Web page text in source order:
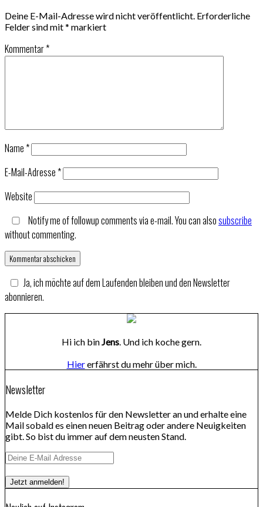
Deine E-Mail-Adresse wird nicht veröffentlicht. Erforderliche
Felder sind mit* markiert
Kommentar*
Name*
E-Mail-Adresse*
Website
Notify me of followup comments via e-mail. You can alsosubscribe
without commenting.
Ja, ich möchte auf dem Laufenden bleiben und den Newsletter
abonnieren.
Hi ich binJens. Und ich koche gern.
Hiererfährst du mehr über mich.
Newsletter
Melde Dich kostenlos für den Newsletter an und erhalte eine
Mail sobald es einen neuen Beitrag oder andere Neuigkeiten
gibt. So bist du immer auf dem neusten Stand.